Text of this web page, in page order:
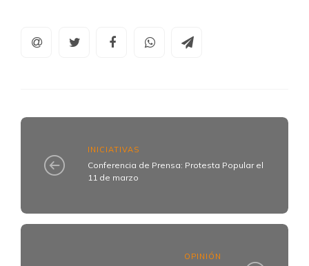
INICIATIVAS
Conferencia de Prensa: Protesta Popular el
11 de marzo
OPINIÓN